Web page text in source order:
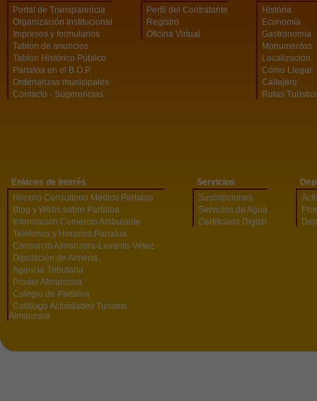
Portal de Transparencia
Organización Institucional
Impresos y formularios
Tablón de anuncios
Tablón Histórico Público
Partaloa en el B.O.P.
Ordenanzas municipales
Contacto - Sugerencias
Perfil del Contratante
Registro
Oficina Virtual
História
Economía
Gastronomía
Monumentos
Localización
Cómo Llegar
Callejero
Rutas
Enlaces de Interés
Horario Consultorio Médico Partaloa
Blog y Webs sobre Partaloa
Información Comercio Ambulante
Teléfonos y Horarios Partaloa
Consorcio Almanzora-Levante-Vélez
Diputación de Almería
Agencia Tributaria
Proder Almanzora
Colegio de Partaloa
Catálogo Actividades Turismo
Almanzora
Servicios
Suscripciones
Servicios de Agua
Certificado Digital